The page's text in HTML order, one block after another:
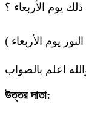
يوم الأربعاء ؟
يوم الأربعاء )
اعلم بالصواب
উত্তর দাতা: